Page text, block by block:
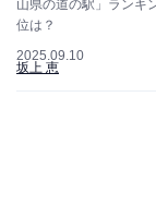
山県の道の駅」ランキ
位は？
2025.09.10
坂上 恵